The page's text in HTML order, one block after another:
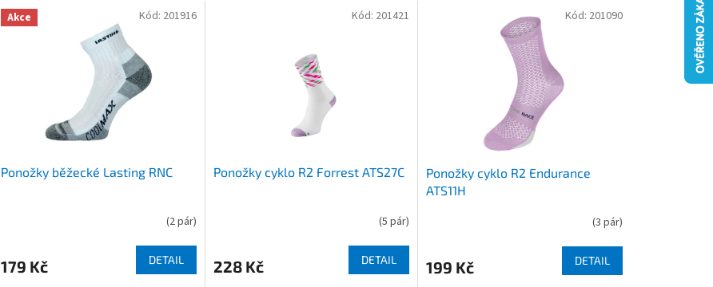
nV Akce
Ponožky běžecké Lasting RNC
(2 pár)
179 Kč DETAIL
Kód: 201916
Ponožky cyklo R2 Forrest ATS27C
(5 pár)
228 Kč DETAIL
Kód: 201421
Ponožky cyklo R2 Endurance
ATS11H
(3 pár)
199 Kč DETAIL
Kód: 201090